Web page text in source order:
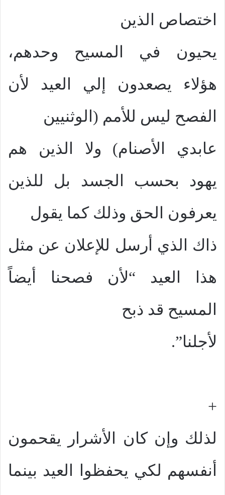
اختصاص الذين
يحيون في المسيح وحدهم،
هؤلاء يصعدون إلي العيد لأن
الفصح ليس للأمم (الوثنيين
عابدي الأصنام) ولا الذين هم
يهود بحسب الجسد بل للذين
يعرفون الحق وذلك كما يقول
ذاك الذي أرسل للإعلان عن مثل
هذا العيد “لأن فصحنا أيضاً
المسيح قد ذبح
لأجلنا”.
+
لذلك وإن كان الأشرار يقحمون
أنفسهم لكي يحفظوا العيد بينما